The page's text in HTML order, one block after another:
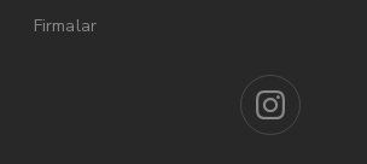
Firmalar